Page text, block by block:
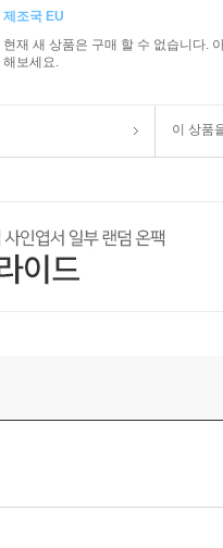
제조국 EU
현재 새 상품은 구매 할 수 없습니다.
해보세요.
이 상품
Paul Meyer